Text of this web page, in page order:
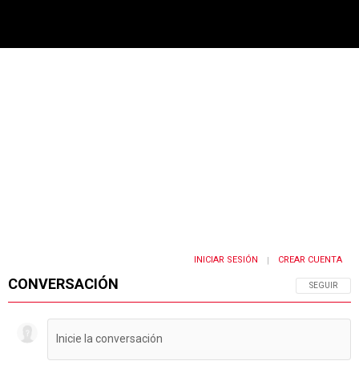
CONVERSACIÓN SIGA ESTA
SEGUIR
INICIAR SESIÓN | CREAR CUENTA